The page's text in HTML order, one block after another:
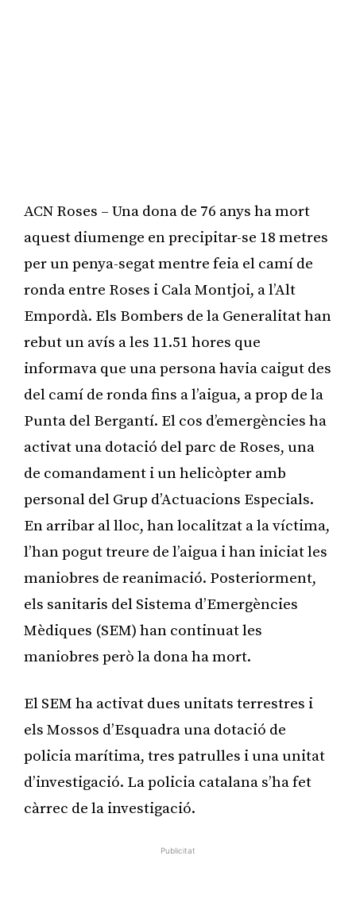
ACN Roses – Una dona de 76 anys ha mort
aquest diumenge en precipitar-se 18 metres
per un penya-segat mentre feia el camí de
ronda entre Roses i Cala Montjoi, a l’Alt
Empordà. Els Bombers de la Generalitat han
rebut un avís a les 11.51 hores que
informava que una persona havia caigut des
del camí de ronda fins a l’aigua, a prop de la
Punta del Bergantí. El cos d’emergències ha
activat una dotació del parc de Roses, una
de comandament i un helicòpter amb
personal del Grup d’Actuacions Especials.
En arribar al lloc, han localitzat a la víctima,
l’han pogut treure de l’aigua i han iniciat les
maniobres de reanimació. Posteriorment,
els sanitaris del Sistema d’Emergències
Mèdiques (SEM) han continuat les
maniobres però la dona ha mort.
El SEM ha activat dues unitats terrestres i
els Mossos d’Esquadra una dotació de
policia marítima, tres patrulles i una unitat
d’investigació. La policia catalana s’ha fet
càrrec de la investigació.
Publicitat